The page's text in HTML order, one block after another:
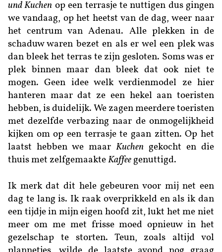
und Kuchen op een terrasje te nuttigen dus gingen
we vandaag, op het heetst van de dag, weer naar
het centrum van Adenau. Alle plekken in de
schaduw waren bezet en als er wel een plek was
dan bleek het terras te zijn gesloten. Soms was er
plek binnen maar dan bleek dat ook niet te
mogen. Geen idee welk verdienmodel ze hier
hanteren maar dat ze een hekel aan toeristen
hebben, is duidelijk. We zagen meerdere toeristen
met dezelfde verbazing naar de onmogelijkheid
kijken om op een terrasje te gaan zitten. Op het
laatst hebben we maar Kuchen gekocht en die
thuis met zelfgemaakte Kaffee genuttigd.
Ik merk dat dit hele gebeuren voor mij net een
dag te lang is. Ik raak overprikkeld en als ik dan
een tijdje in mijn eigen hoofd zit, lukt het me niet
meer om me met frisse moed opnieuw in het
gezelschap te storten. Teun, zoals altijd vol